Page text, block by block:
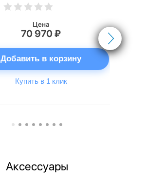
Цена
70 970 ₽
Добавить в корзину
Купить в 1 клик
Аксессуары